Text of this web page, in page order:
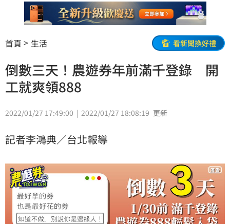
首頁 生活 看新聞換好禮
倒數三天！農遊券年前滿千登錄 開
工就爽領888
2022/01/27 17:49:00 2022/01/27 18:08:19 更新
記者李鴻典／台北報導